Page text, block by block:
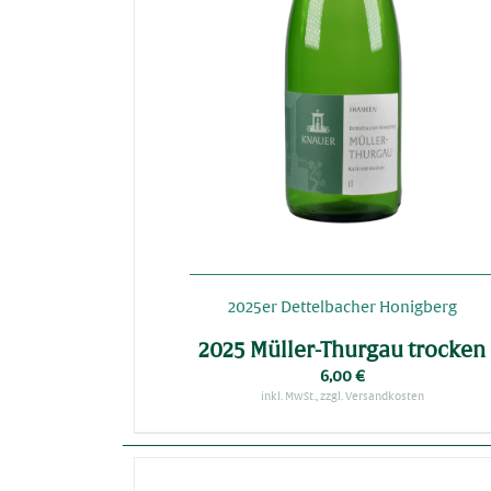
2025er Dettelbacher Honigberg
2025 Müller-Thurgau trocken
6,00€
inkl. MwSt., zzgl. Versandkosten